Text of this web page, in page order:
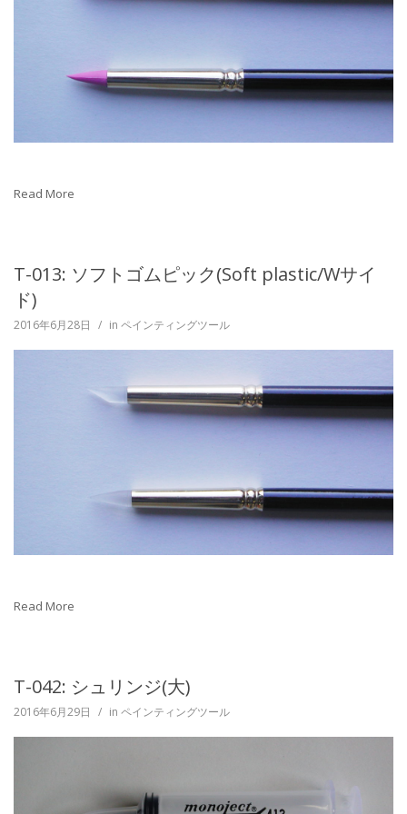
Read More
T-013: ソフトゴムピック(Soft plastic/Wサイ
ド)
2016年6月28日 / in ペインティングツール
Read More
T-042: シュリンジ(大)
2016年6月29日 / in ペインティングツール